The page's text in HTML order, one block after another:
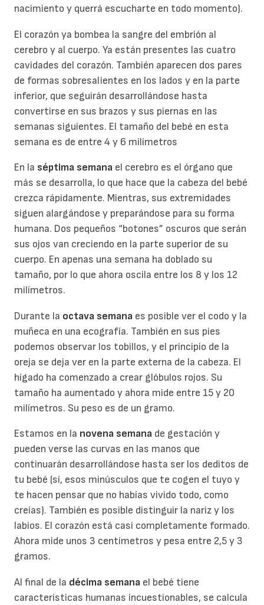
nacimiento y querrá escucharte en todo momento).
El corazón ya bombea la sangre del embrión al
cerebro y al cuerpo. Ya están presentes las cuatro
cavidades del corazón. También aparecen dos pares
de formas sobresalientes en los lados y en la parte
inferior, que seguirán desarrollándose hasta
convertirse en sus brazos y sus piernas en las
semanas siguientes. El tamaño del bebé en esta
semana es de entre 4 y 6 milímetros
En la séptima semana el cerebro es el órgano que
más se desarrolla, lo que hace que la cabeza del bebé
crezca rápidamente. Mientras, sus extremidades
siguen alargándose y preparándose para su forma
humana. Dos pequeños “botones” oscuros que serán
sus ojos van creciendo en la parte superior de su
cuerpo. En apenas una semana ha doblado su
tamaño, por lo que ahora oscila entre los 8 y los 12
milímetros.
Durante la octava semana es posible ver el codo y la
muñeca en una ecografía. También en sus pies
podemos observar los tobillos, y el principio de la
oreja se deja ver en la parte externa de la cabeza. El
hígado ha comenzado a crear glóbulos rojos. Su
tamaño ha aumentado y ahora mide entre 15 y 20
milímetros. Su peso es de un gramo.
Estamos en la novena semana de gestación y
pueden verse las curvas en las manos que
continuarán desarrollándose hasta ser los deditos de
tu bebé (sí, esos minúsculos que te cogen el tuyo y
te hacen pensar que no habías vivido todo, como
creías). También es posible distinguir la nariz y los
labios. El corazón está casi completamente formado.
Ahora mide unos 3 centímetros y pesa entre 2,5 y 3
gramos.
Al final de la décima semana el bebé tiene
características humanas incuestionables, se calcula